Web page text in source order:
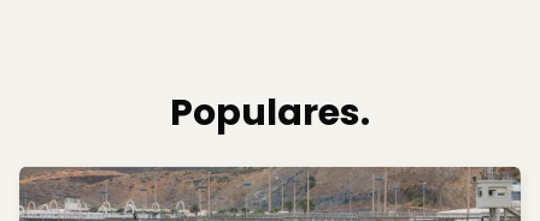
Populares.